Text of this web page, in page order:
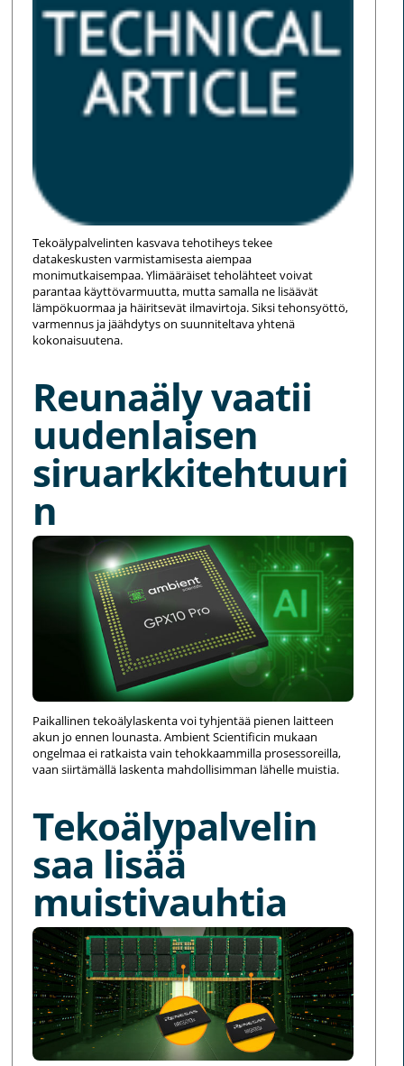
Tekoälypalvelinten kasvava tehotiheys tekee
datakeskusten varmistamisesta aiempaa
monimutkaisempaa. Ylimääräiset teholähteet voivat
parantaa käyttövarmuutta, mutta samalla ne lisäävät
lämpökuormaa ja häiritsevät ilmavirtoja. Siksi tehonsyöttö,
varmennus ja jäähdytys on suunniteltava yhtenä
kokonaisuutena.
Reunaäly vaatii
uudenlaisen
siruarkkitehtuuri
n
Paikallinen tekoälylaskenta voi tyhjentää pienen laitteen
akun jo ennen lounasta. Ambient Scientificin mukaan
ongelmaa ei ratkaista vain tehokkaammilla prosessoreilla,
vaan siirtämällä laskenta mahdollisimman lähelle muistia.
Tekoälypalvelin
saa lisää
muistivauhtia